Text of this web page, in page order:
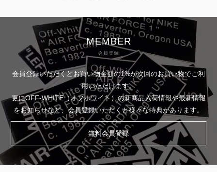
MEMBER
会員登録
会員登録いただくとお買い物金額の1%が次回のお買い物でご利
用いただけます。
更にOFF-WHITE（オフホワイト）の新商品入荷情報や最新情報
をお知らせなど、会員登録いただくと様々な特典があります。
無料会員登録